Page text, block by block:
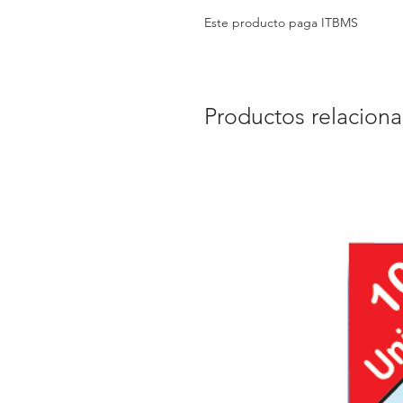
Este producto paga ITBMS
Productos